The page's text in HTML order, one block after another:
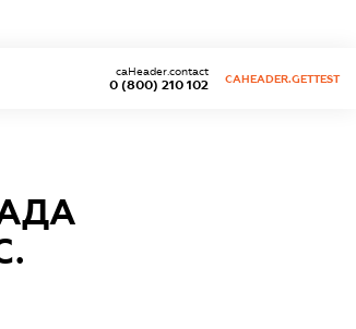
0 (800) 210 102
caHeader.contact
CAHEADER.GETTEST